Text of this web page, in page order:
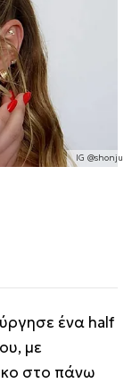
IG @shonju
ένα half
με
στο πάνω